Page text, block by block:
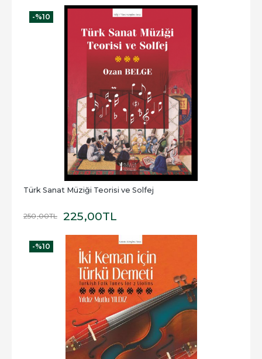
-%10
Türk Sanat Müziği Teorisi ve Solfej
250,00TL 225,00TL
-%10